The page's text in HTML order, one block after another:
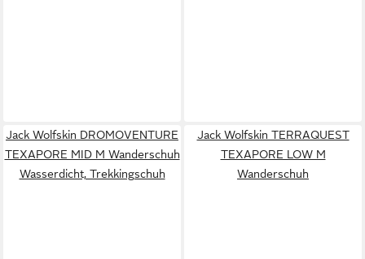
Jack Wolfskin DROMOVENTURE
TEXAPORE MID M Wanderschuh
Wasserdicht, Trekkingschuh
Jack Wolfskin TERRAQUEST
TEXAPORE LOW M
Wanderschuh